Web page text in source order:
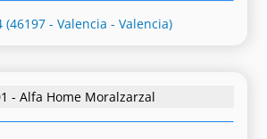
- Valencia - Valencia)
- Alfa Home Moralzarzal